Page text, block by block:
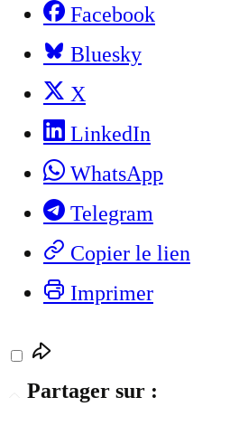
Facebook
Bluesky
X
LinkedIn
WhatsApp
Telegram
Copier le lien
Imprimer
Partager sur :